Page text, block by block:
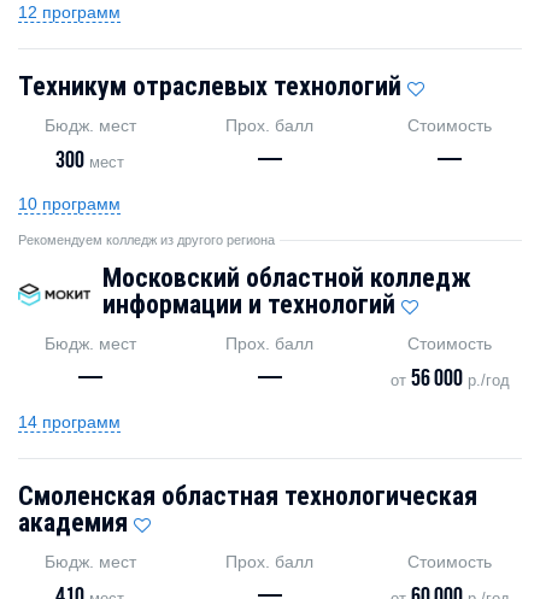
12 программ
Техникум отраслевых технологий
Бюдж. мест
300 мест
Прох. балл
—
Стоимость
—
10 программ
Рекомендуем колледж из другого региона
Московский областной колледж
информации и технологий
Бюдж. мест
—
Прох. балл
—
Стоимость
от 56 000р./год
14 программ
Смоленская областная технологическая
академия
Бюдж. мест Прох. балл Стоимость